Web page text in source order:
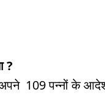
?
109 पन्नों के